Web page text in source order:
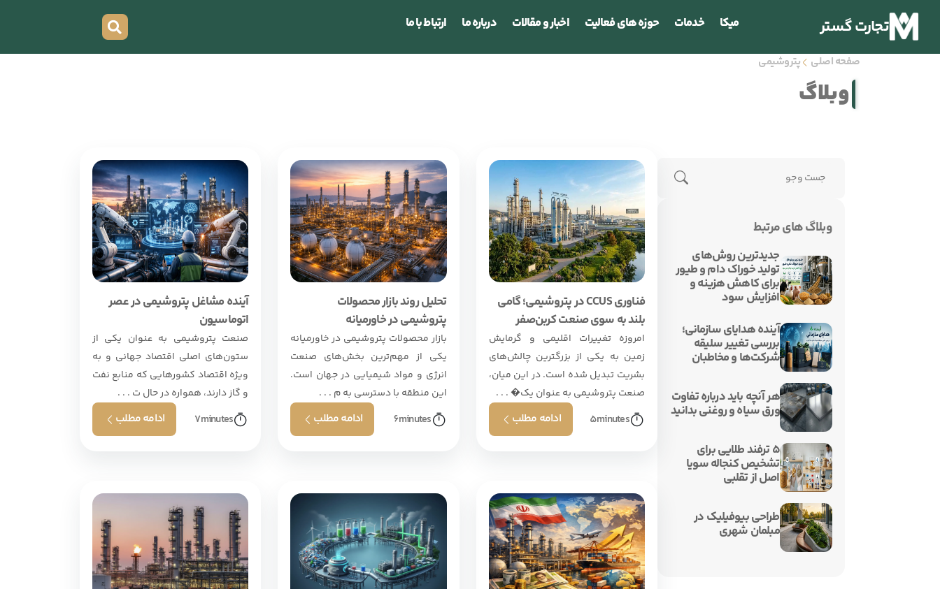
تجارت گستر میکا خدمات حوزه های فعالیت اخبار و مقالات درباره ما ارتباط با ما
صفحه اصلی پتروشیمی
وبلاگ
فناوری CCUS در پتروشیمی؛ گامی
بلند به سوی صنعت کربن‌صفر
امروزه تغییرات اقلیمی و گرمایش
زمین به یکی از بزرگترین چالش‌های
بشریت تبدیل شده است. در این میان،
صنعت پتروشیمی به عنوان یک� . . .
5minutes ادامه مطلب
تحلیل روند بازار محصولات
پتروشیمی در خاورمیانه
بازار محصولات پتروشیمی در خاورمیانه
یکی از مهم‌ترین بخش‌های صنعت
انرژی و مواد شیمیایی در جهان است.
این منطقه با دسترسی به م . . .
6minutes ادامه مطلب
آینده مشاغل پتروشیمی در عصر
اتوماسیون
صنعت پتروشیمی به عنوان یکی از
ستون‌های اصلی اقتصاد جهانی و به
ویژه اقتصاد کشورهایی که منابع نفت
و گاز دارند، همواره در حال ت . . .
7minutes ادامه مطلب
وبلاگ های مرتبط
جدیدترین روش‌های
تولید خوراک دام و طیور
برای کاهش هزینه و
افزایش سود
آینده هدایای سازمانی؛
بررسی تغییر سلیقه
شرکت‌ها و مخاطبان
هر آنچه باید درباره تفاوت
ورق سیاه و روغنی بدانید
۵ ترفند طلایی برای
تشخیص کنجاله سویا
اصل از تقلبی
طراحی بیوفیلیک در
مبلمان شهری